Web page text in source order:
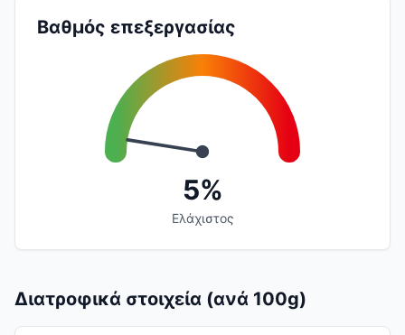
Βαθμός επεξεργασίας
5%
Ελάχιστος
Διατροφικά στοιχεία (ανά 100g)